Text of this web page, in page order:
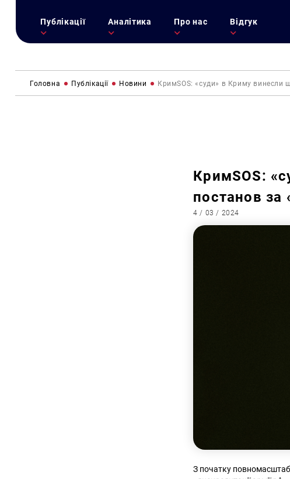
Публікації Аналітика Про нас Відгук
Головна Публікації Новини КримSOS: «суди» в Криму винесли
КримSOS:
постанов за
4 / 03 / 2024
З початку